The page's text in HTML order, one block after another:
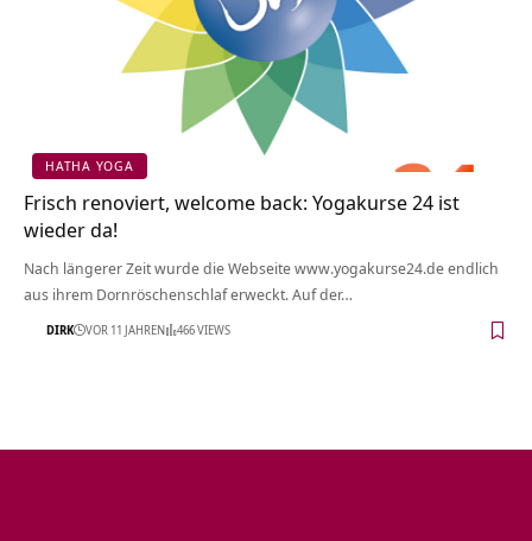
HATHA YOGA
Frisch renoviert, welcome back: Yogakurse 24 ist
wieder da!
Nach längerer Zeit wurde die Webseite www.yogakurse24.de endlich
aus ihrem Dornröschenschlaf erweckt. Auf der…
DIRK VOR 11 JAHREN 466 VIEWS